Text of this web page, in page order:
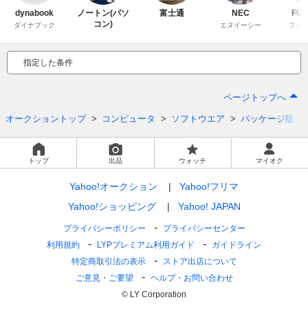
dynabook
ダイナブック
ノートン(パソ
コン)
富士通 NEC
エヌイーシー フジ
指定した条件
ページトップへ
オークショントップ コンピュータ ソフトウエア パッケージ版
トップ 出品 ウォッチ マイオク
Yahoo!オークション
Yahoo!フリマ
Yahoo!ショッピング
Yahoo! JAPAN
プライバシーポリシー
プライバシーセンター
利用規約
LYPプレミアム利用ガイド
ガイドライン
特定商取引法の表示
ストア出店について
ご意見・ご要望
ヘルプ・お問い合わせ
© LY Corporation